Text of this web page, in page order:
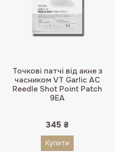
Точкові патчі від акне з
часником VT Garlic AC
Reedle Shot Point Patch
9EA
345 ₴
Купити